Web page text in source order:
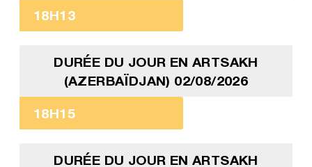
18H13
DURÉE DU JOUR EN ARTSAKH
(AZERBAÏDJAN) 02/08/2026
18H15
DURÉE DU JOUR EN ARTSAKH